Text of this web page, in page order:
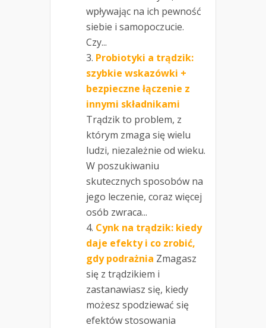
wpływając na ich pewność
siebie i samopoczucie.
Czy...
Probiotyki a trądzik:
szybkie wskazówki +
bezpieczne łączenie z
innymi składnikami
Trądzik to problem, z
którym zmaga się wielu
ludzi, niezależnie od wieku.
W poszukiwaniu
skutecznych sposobów na
jego leczenie, coraz więcej
osób zwraca...
Cynk na trądzik: kiedy
daje efekty i co zrobić,
gdy podrażnia Zmagasz
się z trądzikiem i
zastanawiasz się, kiedy
możesz spodziewać się
efektów stosowania